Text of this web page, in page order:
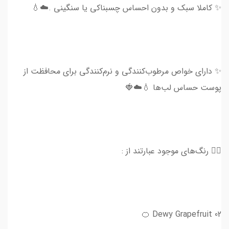
✨ کاملا سبک و بدون احساس چسبناکی یا سنگینی .☁️💧
✨ دارای خواص مرطوب‌کنندگی و نرم‌کنندگی برای محافظت از
پوست حساس لب‌ها 💧☁️🍓
👈🏻 رنگ‌های موجود عبارتند از :
02 Dewy Grapefruit 🍊